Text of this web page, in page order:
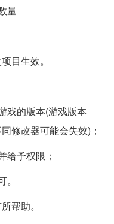
量
目生效。
的版本(游戏版本
修改器可能会失效)；
予权限；
帮助。